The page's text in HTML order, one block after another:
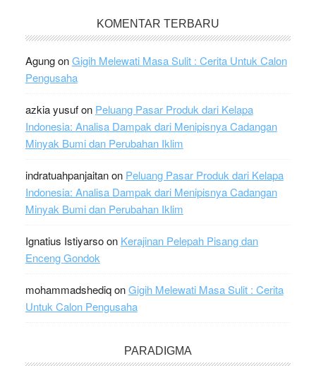
KOMENTAR TERBARU
AgungonGigih Melewati Masa Sulit : Cerita Untuk Calon
Pengusaha
azkia yusufon Peluang Pasar Produk dari Kelapa
Indonesia: Analisa Dampak dari Menipisnya Cadangan
Minyak Bumi dan Perubahan Iklim
indratuahpanjaitanon Peluang Pasar Produk dari Kelapa
Indonesia: Analisa Dampak dari Menipisnya Cadangan
Minyak Bumi dan Perubahan Iklim
Ignatius Istiyarsoon Kerajinan Pelepah Pisang dan
Enceng Gondok
mohammadshediqonGigih Melewati Masa Sulit : Cerita
Untuk Calon Pengusaha
PARADIGMA